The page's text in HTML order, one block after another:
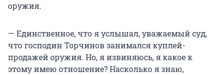
оружия.
— Единственное, что я услышал, уважаемый суд,
что господин Торчинов занимался куплей-
продажей оружия. Но, я извиняюсь, я какое к
этому имею отношение? Насколько я знаю,